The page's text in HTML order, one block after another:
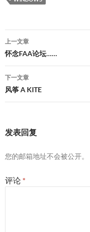
文
章
导
航
上一文章
怀念FAA论坛……
下一文章
风筝 A KITE
发表回复
您的邮箱地址不会被公开。
评论 *